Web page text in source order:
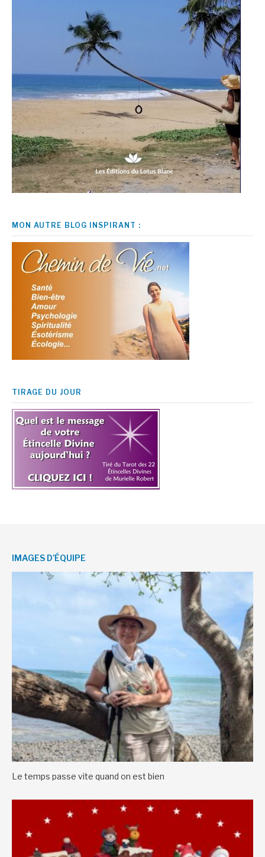
MON AUTRE BLOG INSPIRANT :
TIRAGE DU JOUR
IMAGES D’ÉQUIPE
Le temps passe vite quand on est bien